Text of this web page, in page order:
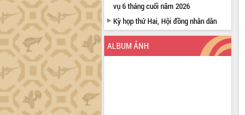
vụ 6 tháng cuối năm 2026
Kỳ họp thứ Hai, Hội đồng nhân dân
tỉnh khóa XI quyết nghị nhiều nội dung
quan trọng
Bí thư Tỉnh ủy Lương Nguyễn Minh
ALBUM ẢNH